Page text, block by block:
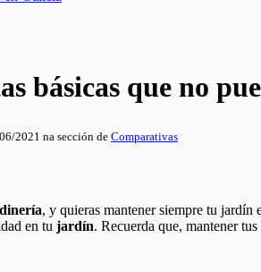
básicas que no
2021 na sección de Comparativas
, y quieras mantener siempre tu jardín
en tu jardín. Recuerda que, mantener